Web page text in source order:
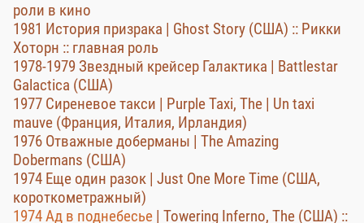
роли в кино
1981 История призрака | Ghost Story (США) :: Рикки
Хоторн :: главная роль
1978-1979 Звездный крейсер Галактика | Battlestar
Galactica (США)
1977 Сиреневое такси | Purple Taxi, The | Un taxi
mauve (Франция, Италия, Ирландия)
1976 Отважные доберманы | The Amazing
Dobermans (США)
1974 Еще один разок | Just One More Time (США,
короткометражный)
1974 Ад в поднебесье | Towering Inferno, The (США) ::